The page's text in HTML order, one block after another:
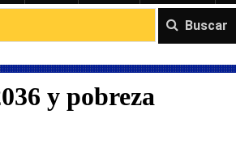
Buscar
y pobreza